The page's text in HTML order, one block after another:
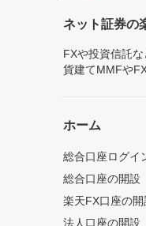
ネット証券の
FXや投資信託
貨建てMMFや
ホーム
総合口座ログイ
総合口座の開設
楽天FX口座の開
法人口座の開設